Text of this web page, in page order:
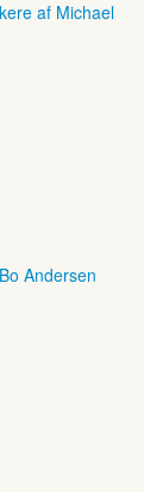
af Michael
Andersen